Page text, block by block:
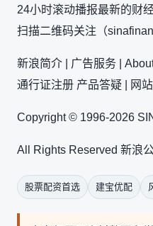
24小时滚动播报最新的财
扫描二维码关注（
新浪简介 | 广告服务 |
通行证注册 产品答疑 | 网
Copyright © 1996-2026
All Rights Reserved 新浪
股票配资首选 建宝优配